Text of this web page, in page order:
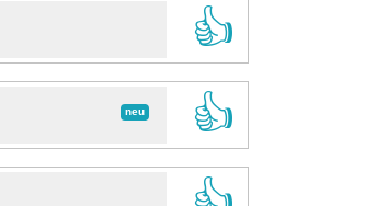
👍
neu
👍